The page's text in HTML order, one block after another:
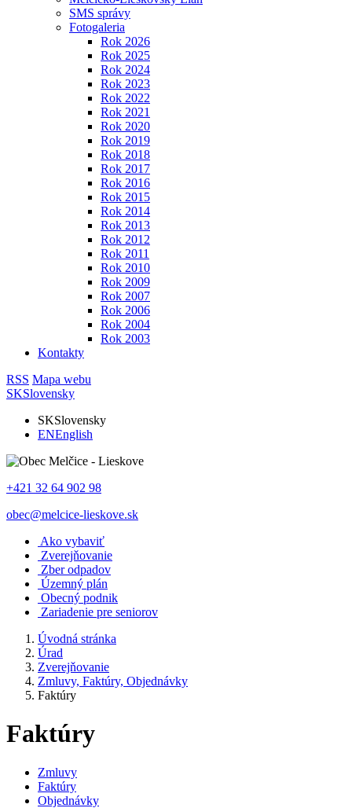
SMS správy
Fotogaleria
Rok 2026
Rok 2025
Rok 2024
Rok 2023
Rok 2022
Rok 2021
Rok 2020
Rok 2019
Rok 2018
Rok 2017
Rok 2016
Rok 2015
Rok 2014
Rok 2013
Rok 2012
Rok 2011
Rok 2010
Rok 2009
Rok 2007
Rok 2006
Rok 2004
Rok 2003
Kontakty
RSS Mapa webu
SKSlovensky
SKSlovensky
ENEnglish
+421 32 64 902 98
obec@melcice-lieskove.sk
Ako vybaviť
Zverejňovanie
Zber odpadov
Územný plán
Obecný podnik
Zariadenie pre seniorov
Úvodná stránka
Úrad
Zverejňovanie
Zmluvy, Faktúry, Objednávky
Faktúry
Faktúry
Zmluvy
Faktúry
Objednávky